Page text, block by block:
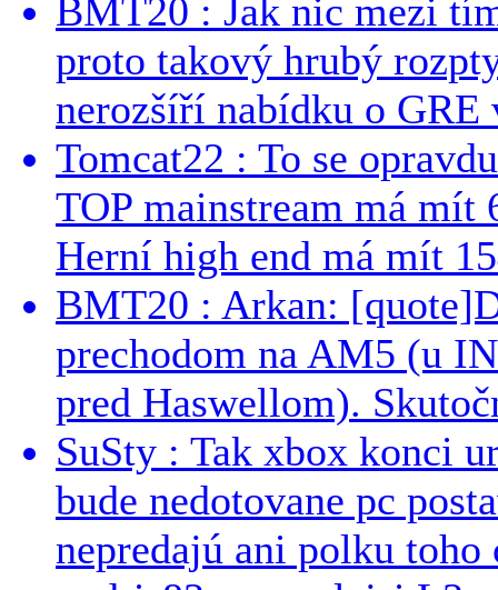
BMT20 : Jak nic mezi
proto takový hrubý
nerozšíří nabídku o GRE
Tomcat22 : To se
TOP mainstream má
Herní high end má mít
BMT20 : Arkan:
prechodom na AM5 (u
pred Haswellom).
SuSty : Tak xbox konci
bude nedotovane pc
nepredajú ani polku toho